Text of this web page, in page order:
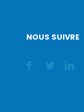
NOUS SUIVRE